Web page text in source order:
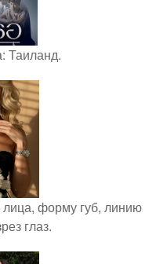
Таиланд.
форму губ, линию
глаз.